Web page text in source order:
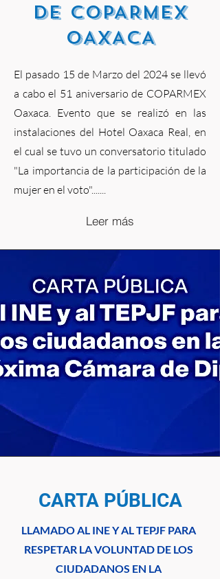
DE COPARMEX
OAXACA
El pasado 15 de Marzo del 2024 se llevó
a cabo el 51 aniversario de COPARMEX
Oaxaca. Evento que se realizó en las
instalaciones del Hotel Oaxaca Real, en
el cual se tuvo un conversatorio titulado
"La importancia de la participación de la
mujer en el voto".......
Leer más
CARTA PÚBLICA
LLAMADO AL INE Y AL TEPJF PARA
RESPETAR LA VOLUNTAD DE LOS
CIUDADANOS EN LA